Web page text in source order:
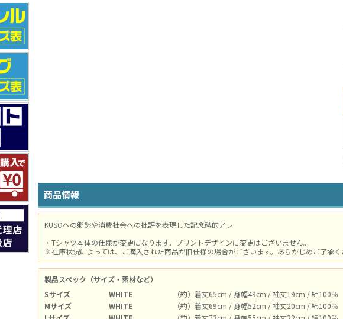
商品情報
KUSOへの郷愁や消費社会への批評を表現した記念碑的アレ
・Tシャツ本体の仕様が変更になります。プリントデザインに変更はございません。
※在庫状況によっては、ご購入された商品が旧仕様の場合がございます。あらかじめご了承く
製品スペック（サイズ・素材など）
Sサイズ
WHITE
（約）着丈65cm / 身幅49cm / 袖丈19cm / 綿100％
Mサイズ
WHITE
（約）着丈69cm / 身幅52cm / 袖丈20cm / 綿100％